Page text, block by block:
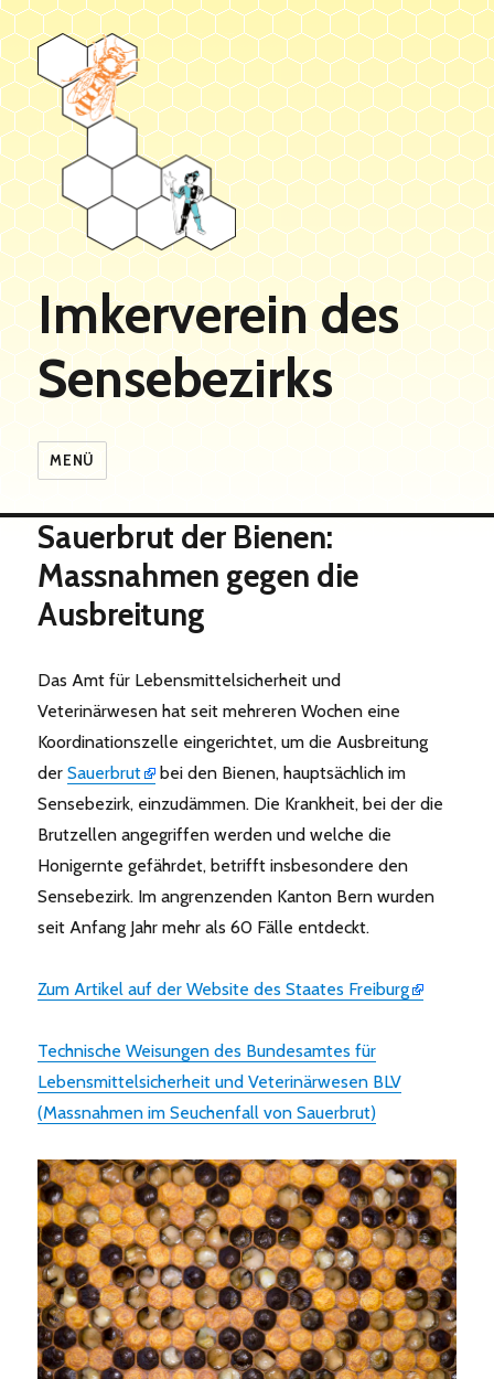
Imkerverein des
Sensebezirks
MENÜ
Sauerbrut der Bienen:
Massnahmen gegen die
Ausbreitung
Das Amt für Lebensmittelsicherheit und
Veterinärwesen hat seit mehreren Wochen eine
Koordinationszelle eingerichtet, um die Ausbreitung
derSauerbrut
bei den Bienen, hauptsächlich im
Sensebezirk, einzudämmen. Die Krankheit, bei der die
Brutzellen angegriffen werden und welche die
Honigernte gefährdet, betrifft insbesondere den
Sensebezirk. Im angrenzenden Kanton Bern wurden
seit Anfang Jahr mehr als 60 Fälle entdeckt.
Zum Artikel auf der Website des Staates Freiburg
Technische Weisungen des Bundesamtes für
Lebensmittelsicherheit und Veterinärwesen BLV
(Massnahmen im Seuchenfall von Sauerbrut)